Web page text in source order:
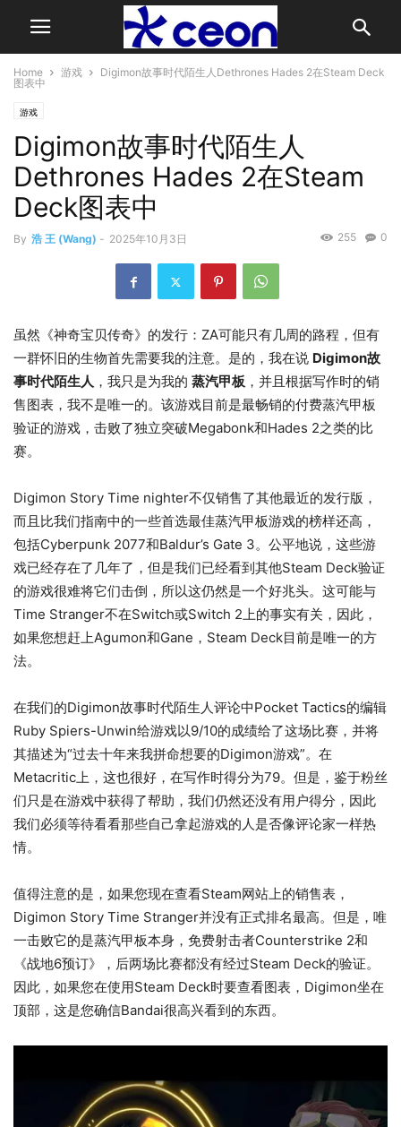
Home 游戏
Digimon故事时代陌生人Dethrones Hades 2在Steam Deck
图表中
游戏
Digimon故事时代陌生人
Dethrones Hades 2在Steam
Deck图表中
By 浩 王 (Wang) - 2025年10月3日 0
255
虽然《神奇宝贝传奇》的发行：ZA可能只有几周的路程，但有
一群怀旧的生物首先需要我的注意。是的，我在说 Digimon故
事时代陌生人 ，我只是为我的 蒸汽甲板 ，并且根据写作时的销
售图表，我不是唯一的。该游戏目前是最畅销的付费蒸汽甲板
验证的游戏，击败了独立突破Megabonk和Hades 2之类的比
赛。
Digimon Story Time nighter不仅销售了其他最近的发行版，
而且比我们指南中的一些首选最佳蒸汽甲板游戏的榜样还高，
包括Cyber​​punk 2077和Baldur’s Gate 3。公平地说，这些游
戏已经存在了几年了，但是我们已经看到其他Steam Deck验证
的游戏很难将它们击倒，所以这仍然是一个好兆头。这可能与
Time Stranger不在Switch或Switch 2上的事实有关，因此，
如果您想赶上Agumon和Gane，Steam Deck目前是唯一的方
法。
在我们的Digimon故事时代陌生人评论中Pocket Tactics的编辑
Ruby Spiers-Unwin给游戏以9/10的成绩给了这场比赛，并将
其描述为“过去十年来我拼命想要的Digimon游戏”。在
Metacritic上，这也很好，在写作时得分为79。但是，鉴于粉丝
们只是在游戏中获得了帮助，我们仍然还没有用户得分，因此
我们必须等待看看那些自己拿起游戏的人是否像评论家一样热
情。
值得注意的是，如果您现在查看Steam网站上的销售表，
Digimon Story Time Stranger并没有正式排名最高。但是，唯
一击败它的是蒸汽甲板本身，免费射击者Counterstrike 2和
《战地6预订》，后两场比赛都没有经过Steam Deck的验证。
因此，如果您在使用Steam Deck时要查看图表，Digimon坐在
顶部，这是您确信Bandai很高兴看到的东西。